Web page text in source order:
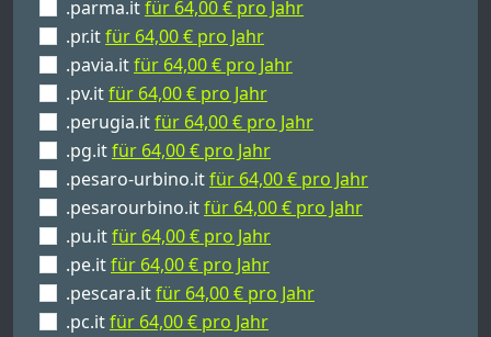
.parma.itfür 64,00 € pro Jahr
.pr.itfür 64,00 € pro Jahr
.pavia.itfür 64,00 € pro Jahr
.pv.itfür 64,00 € pro Jahr
.perugia.itfür 64,00 € pro Jahr
.pg.itfür 64,00 € pro Jahr
.pesaro-urbino.itfür 64,00 € pro Jahr
.pesarourbino.itfür 64,00 € pro Jahr
.pu.itfür 64,00 € pro Jahr
.pe.itfür 64,00 € pro Jahr
.pescara.itfür 64,00 € pro Jahr
.pc.itfür 64,00 € pro Jahr